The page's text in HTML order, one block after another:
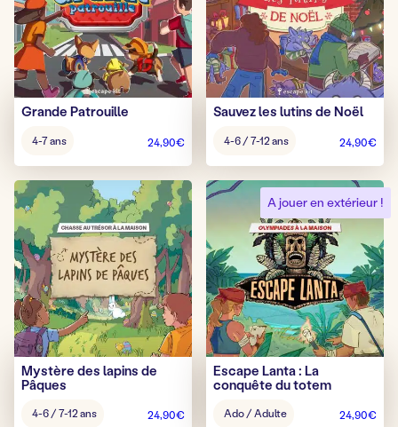
Grande Patrouille
pour
4-7 ans 24,90€
Sauvez les lutins de Noël
pour
4-6 / 7-12 ans 24,90€
Mystère des lapins de
Pâques
pour4-6 / 7-12 ans 24,90€
A jouer en extérieur !
Escape Lanta : La
conquête du totem
pour
Ado / Adulte 24,90€